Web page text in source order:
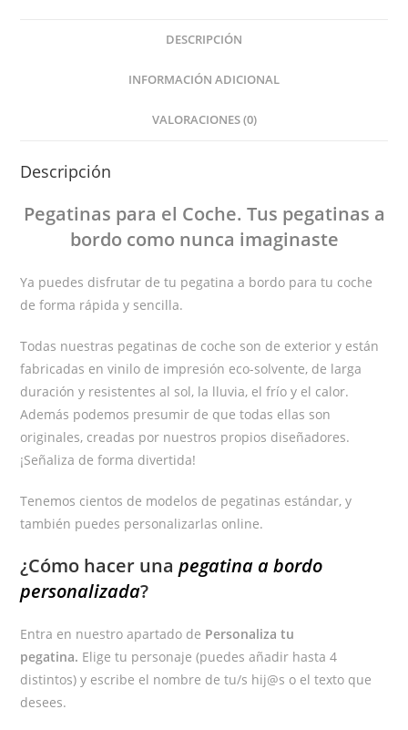
DESCRIPCIÓN
INFORMACIÓN ADICIONAL
VALORACIONES (0)
Descripción
Pegatinas para el Coche. Tus pegatinas a
bordocomo nunca imaginaste
Ya puedes disfrutar de tu pegatina a bordo para tu coche
de forma rápida y sencilla.
Todas nuestras pegatinas de coche son de exterior y están
fabricadas en vinilo de impresión eco-solvente, de larga
duración y resistentes al sol, la lluvia, el frío y el calor.
Además podemos presumir de que todas ellas son
originales, creadas por nuestros propios diseñadores.
¡Señaliza de forma divertida!
Tenemos cientos de modelos de pegatinas estándar, y
también puedes personalizarlas online.
¿Cómo hacer unapegatina a bordo
personalizada?
Entra en nuestro apartado de Personaliza tu
pegatina. Elige tu personaje (puedes añadir hasta 4
distintos) y escribe el nombre de tu/s hij@s o el texto que
desees.